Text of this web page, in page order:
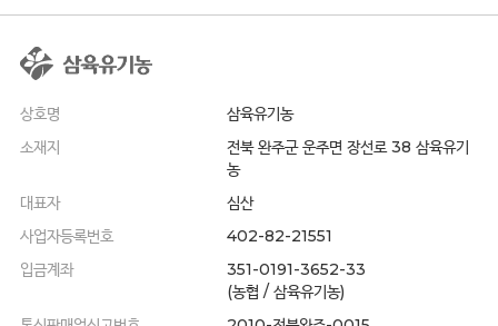
상호명
삼육유기농
소재지
전북 완주군 운주면 장선로 38 삼육유기
농
대표자
심산
사업자등록번호
402-82-21551
입금계좌
351-0191-3652-33
(농협 / 삼육유기농)